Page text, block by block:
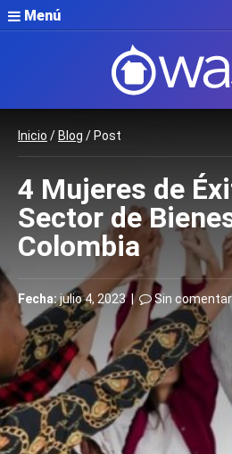
Menú
Inicio / Blog / Post
4 Mujeres de
Sector de
Colombia
Fecha:julio 4, 2023 | Sin